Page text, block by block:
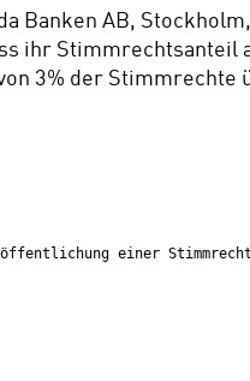
Banken AB,
ihr Stimmrechtsanteil
3% der Stimmrechte
einer